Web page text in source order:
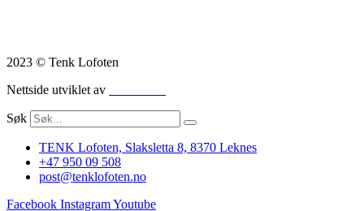
2023 © Tenk Lofoten
Nettside utviklet av
Søk
TENK Lofoten, Slaksletta 8, 8370 Leknes
+47 950 09 508
post@tenklofoten.no
Facebook InstagramYoutube